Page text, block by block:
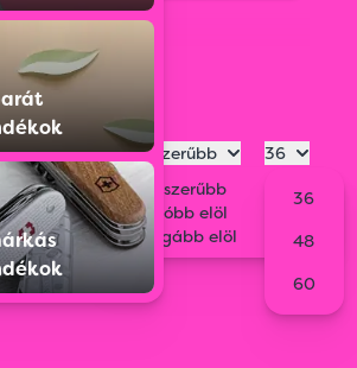
Legnépszerűbb
Legnépszerűbb
Legolcsóbb elöl
Legdrágább elöl
36
36
48
60